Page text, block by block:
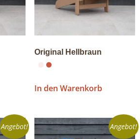
Original Hellbraun
In den Warenkorb
Angebot! Angebot!